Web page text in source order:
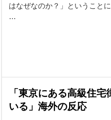
はなぜなのか？」ということ
…
「東京にある高級住
いる」海外の反応